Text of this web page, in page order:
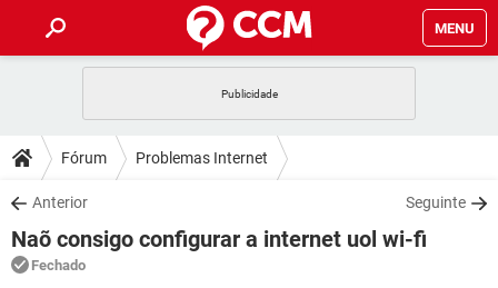
MENU
CELULAR FACEBOOK
OUTLOOK
INSTAGRAM GMAIL
GUIA DE COMPRAS
DICAS
JOGOS WHATSAPP
OUTLOOK
DOWNLOADS
JOGOS WHATSAPP
CELULAR
FÓRUM
Fórum Problemas Internet
Anterior Seguinte
Naõ consigo configurar a internet uol wi-fi
Fechado